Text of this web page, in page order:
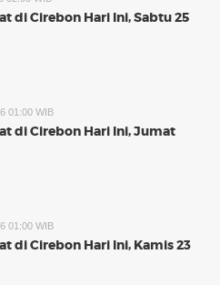
di Cirebon Hari Ini, Sabtu 25
01:00 WIB
di Cirebon Hari Ini, Jumat
01:00 WIB
di Cirebon Hari Ini, Kamis 23